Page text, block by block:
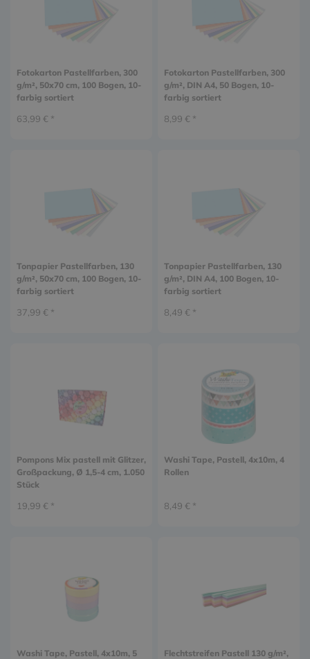
Fotokarton Pastellfarben, 300
g/m², 50x70 cm, 100 Bogen, 10-
farbig sortiert
63,99 € *
Fotokarton Pastellfarben, 300
g/m², DIN A4, 50 Bogen, 10-
farbig sortiert
8,99 € *
Tonpapier Pastellfarben, 130
g/m², 50x70 cm, 100 Bogen, 10-
farbig sortiert
37,99 € *
Tonpapier Pastellfarben, 130
g/m², DIN A4, 100 Bogen, 10-
farbig sortiert
8,49 € *
Pompons Mix pastell mit Glitzer,
Großpackung, Ø 1,5-4 cm, 1.050
Stück
19,99 € *
Washi Tape, Pastell, 4x10m, 4
Rollen
8,49 € *
Washi Tape, Pastell, 4x10m, 5
Flechtstreifen Pastell 130 g/m²,